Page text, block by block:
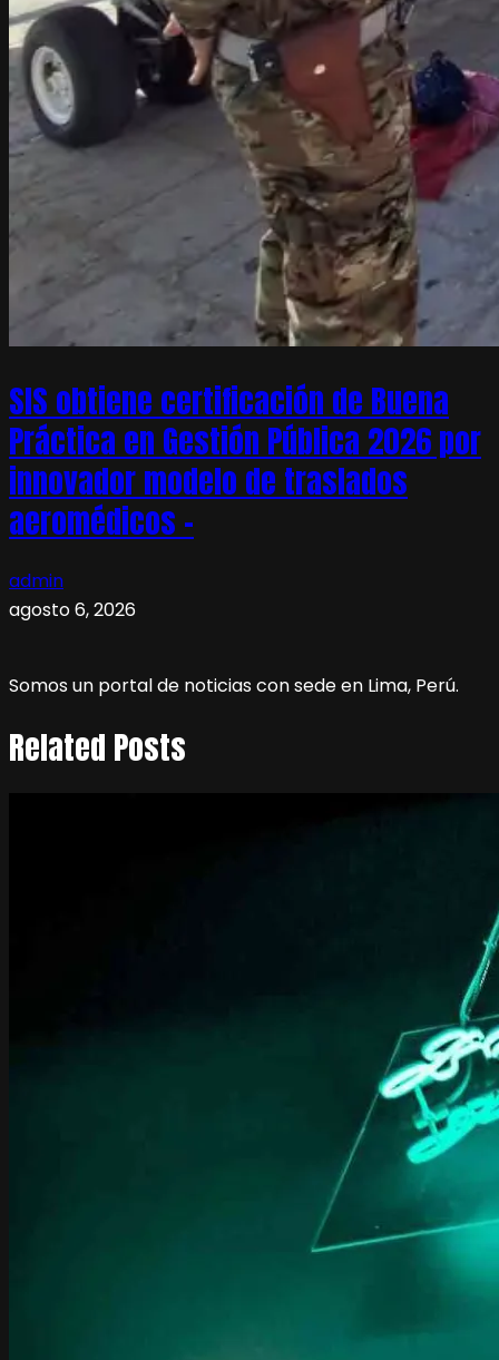
SIS obtiene certificación de Buena
Práctica en Gestión Pública 2026 por
innovador modelo de traslados
aeromédicos –
admin
agosto 6, 2026
Somos un portal de noticias con sede en Lima, Perú.
Related Posts